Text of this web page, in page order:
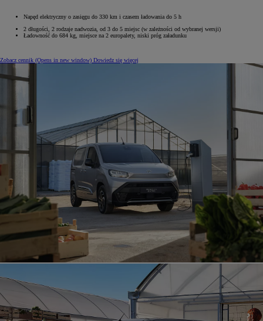
Napęd elektryczny o zasięgu do 330 km i czasem ładowania do 5 h
2 długości, 2 rodzaje nadwozia, od 3 do 5 miejsc (w zależności od wybranej wersji)
Ładowność do 684 kg, miejsce na 2 europalety, niski próg załadunku
Zobacz cennik (Opens in new window) Dowiedz się więcej